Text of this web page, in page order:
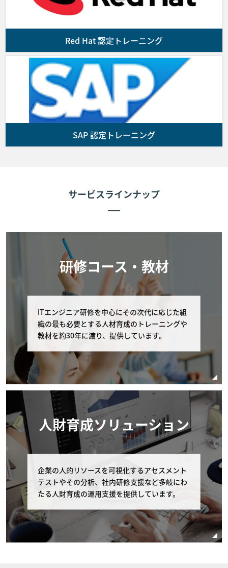
■第4条 (代金のお支払)
求書に記載された支払期日までに、同請求書に指
定された銀行口座にコースの代金を振り込んで支
払を行うものとします。なお、代金の振込に要す
る諸費用はお客様の負担とします。
前項の支払期限までに入金が確認できない場合、
お客様の受講をお断りすることがあります。
■第5条 (コースの開催)
が指定した会場にてコースを提供します。なお、お客様が
■第6条 (お客様によるキャンセル期限)
お客様が弊社に申し込んだコースの申し込みをキャンセル
弊社への連絡 コース開催初日の11営業日前まで
に、弊社の窓口（電話番号：03-6408-2488、受
0-17:00）へコースの申し込みを取り消す旨申し
出るものとします。 但し、個別に条件設定のあ
るコースの場合は、個別条件を本条に優先して適
用されるものとし、本条は適用されません。
コースの申し込みを取り消す場合の代金の取扱 お
客様が申し込みの取り消しを申し出たコースの受
講費用の扱いはお客様の申し出日により以下の通
りとします。なお以下の該当日が弊社休業日にあ
ます。 受講費用の支払いが完了している場合、
コース開催初日の11営業日以前のキャンセルに
関しては全額返金を致します。 また、受講費用
の支払いの完了・未完了に関わらず、コース開催
日の10営業日以内（10営業日前含む）のキャン
セルに関しては、受講費用の全額をお支払いいた
Red Hat 認定トレーニング
SAP 認定トレーニング
サービスラインナップ
研修コース・教材
ITエンジニア研修を中心にその次代に応じた組
織の最も必要とする人材育成のトレーニングや
教材を約30年に渡り、提供しています。
人財育成ソリューション
企業の人的リソースを可視化するアセスメント
テストやその分析、社内研修支援など多岐にわ
たる人財育成の運用支援を提供しています。